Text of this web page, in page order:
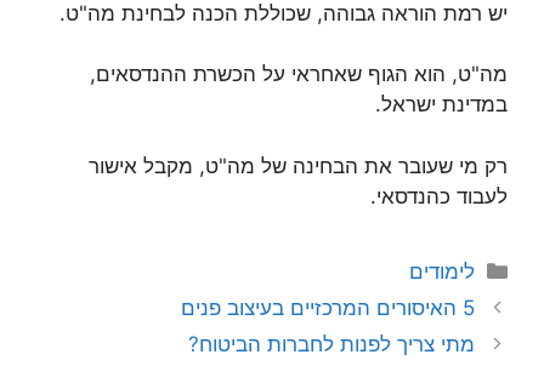
יש רמת הוראה גבוהה, שכוללת הכנה לבחינת מה"ט.
מה"ט, הוא הגוף שאחראי על הכשרת ההנדסאים,
במדינת ישראל.
רק מי שעובר את הבחינה של מה"ט, מקבל אישור
לעבוד כהנדסאי.
קטגוריות
לימודים
5 האיסורים המרכזיים בעיצוב פנים
מתי צריך לפנות לחברות הביטוח?